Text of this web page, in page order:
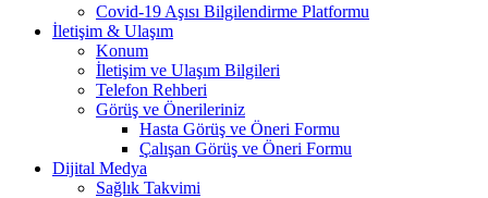
Covid-19 Aşısı Bilgilendirme Platformu
İletişim & Ulaşım
Konum
İletişim ve Ulaşım Bilgileri
Telefon Rehberi
Görüş ve Önerileriniz
Hasta Görüş ve Öneri Formu
Çalışan Görüş ve Öneri Formu
Dijital Medya
Sağlık Takvimi